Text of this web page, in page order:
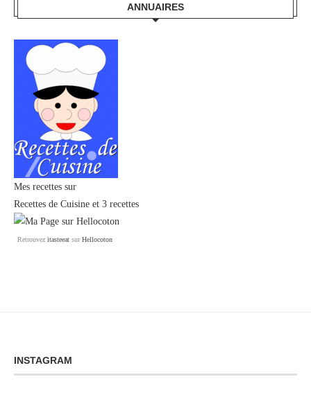
ANNUAIRES
Mes recettes sur
Recettes de Cuisine et 3 recettes
Retrouvez itasteeat surHellocoton
INSTAGRAM